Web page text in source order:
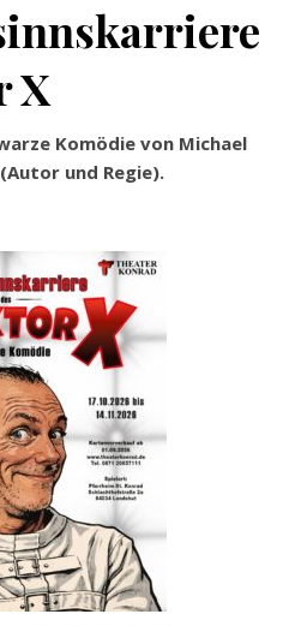
X
Komödie von Michael
und Regie).